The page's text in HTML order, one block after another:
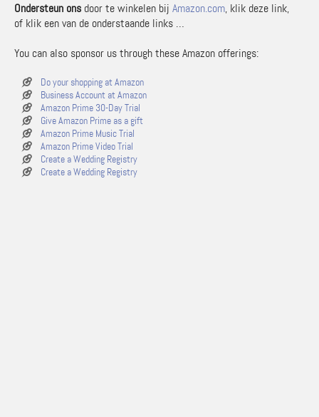
Ondersteun ons door te winkelen bij Amazon.com, klik deze link,
of klik een van de onderstaande links …
You can also sponsor us through these Amazon offerings:
Do your shopping at Amazon
Business Account at Amazon
Amazon Prime 30-Day Trial
Give Amazon Prime as a gift
Amazon Prime Music Trial
Amazon Prime Video Trial
Create a Wedding Registry
Create a Wedding Registry